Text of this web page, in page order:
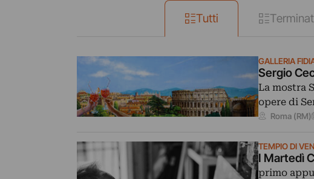
Tutti
GALLERIA
Sergio
La mostra
opere di
Roma (RM)
TEMPIO DI
I Martedì
primo